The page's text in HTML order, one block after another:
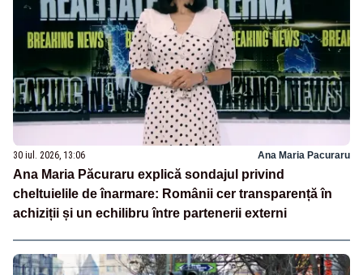
30 iul. 2026, 13:06 Ana Maria Pacuraru
Ana Maria Păcuraru explică sondajul privind
cheltuielile de înarmare: Românii cer transparență în
achiziții și un echilibru între partenerii externi